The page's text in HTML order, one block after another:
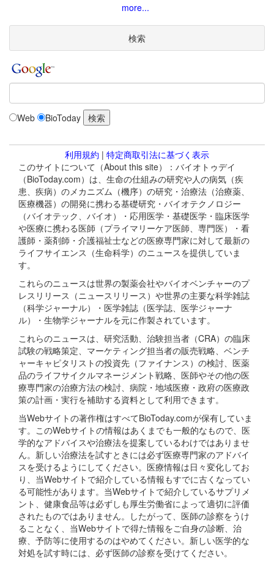
more...
検索
Web BioToday
利用規約 | 特定商取引法に基づく表示
このサイトについて（About this site）：バイオトゥデイ
（BioToday.com）は、生命の仕組みの研究や人の病気（疾
患、疾病）のメカニズム（機序）の研究・治療法（治療薬、
医療機器）の開発に携わる基礎研究・バイオテクノロジー
（バイオテック、バイオ）・応用医学・基礎医学・臨床医学
や医療に携わる医師（プライマリーケア医師、専門医）・看
護師・薬剤師・介護福祉士などの医療専門家に対して最新の
ライフサイエンス（生命科学）のニュースを提供していま
す。
これらのニュースは世界の製薬会社やバイオベンチャーのプ
レスリリース（ニュースリリース）や世界の主要な科学雑誌
（科学ジャーナル）・医学雑誌（医学誌、医学ジャーナ
ル）・生物学ジャーナルを元に作製されています。
これらのニュースは、研究活動、治験担当者（CRA）の臨床
試験の戦略策定、マーケティング担当者の販売戦略、ベンチ
ャーキャピタリストの投資先（ファイナンス）の検討、医薬
品のライフサイクルマネージメント戦略、医師やその他の医
療専門家の治療方法の検討、病院・地域医療・政府の医療政
策の計画・実行を補助する資料として利用できます。
当Webサイトの著作権はすべてBioToday.comが保有していま
す。このWebサイトの情報はあくまでも一般的なもので、医
学的なアドバイスや治療法を提案しているわけではありませ
ん。新しい治療法を試すときには必ず医療専門家のアドバイ
スを受けるようにしてください。医療情報は日々変化してお
り、当Webサイトで紹介している情報もすでに古くなってい
る可能性があります。当Webサイトで紹介しているサプリメ
ント、健康食品等は必ずしも厚生労働省によって適切に評価
されたものではありません。したがって、医師の診察をうけ
ることなく、当Webサイトで得た情報をご自身の診断、治
療、予防等に使用するのはやめてください。新しい医学的な
対処を試す時には、必ず医師の診察を受けてください。